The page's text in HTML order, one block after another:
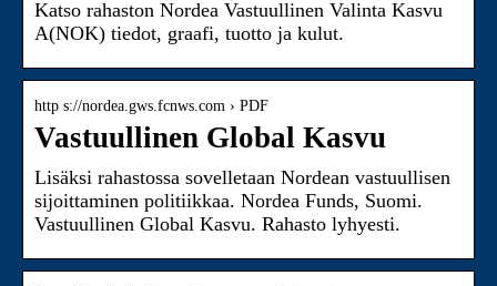
Katso rahaston Nordea Vastuullinen Valinta Kasvu
A(NOK) tiedot, graafi, tuotto ja kulut.
http s://nordea.gws.fcnws.com › PDF
Vastuullinen Global Kasvu
Lisäksi rahastossa sovelletaan Nordean vastuullisen
sijoittaminen politiikkaa. Nordea Funds, Suomi.
Vastuullinen Global Kasvu. Rahasto lyhyesti.